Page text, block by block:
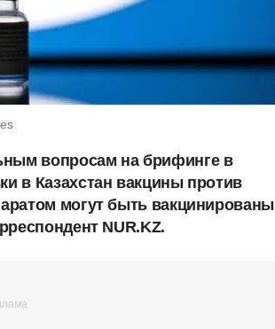
вопросам на брифинге в
в Казахстан вакцины против
могут быть вакцинированы
NUR.KZ.